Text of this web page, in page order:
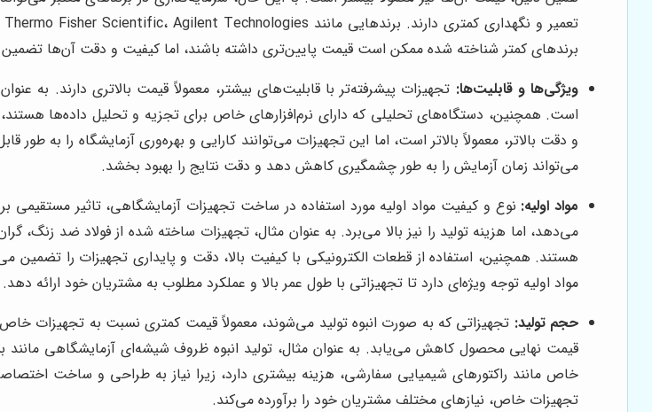
برندهای کمتر شناخته شده ممکن است قیمت پایین‌تری داشته باشند، اما کیفیت و دقت آن‌ها
ویژگی‌ها و قابلیت‌ها: تجهیزات پیشرفته‌تر با قابلیت‌های بیشتر، معمولاً قیمت بالاتری دارند. به
است. همچنین، دستگاه‌های تحلیلی که دارای نرم‌افزارهای خاص برای تجزیه و تحلیل داده‌ها
می‌تواند زمان آزمایش را به طور چشمگیری کاهش دهد و دقت نتایج را بهبود بخشد.
مواد اولیه: نوع و کیفیت مواد اولیه مورد استفاده در ساخت تجهیزات آزمایشگاهی، تاثیر مستقیمی
می‌دهد، اما هزینه تولید را نیز بالا می‌برد. به عنوان مثال، تجهیزات ساخته شده از فولاد ضد زنگ،
هستند. همچنین، استفاده از قطعات الکترونیکی با کیفیت بالا، دقت و پایداری تجهیزات را تضمین
مواد اولیه توجه ویژه‌ای دارد تا تجهیزاتی با طول عمر بالا و عملکرد مطلوب به مشتریان خود ارائه دهد.
حجم تولید: تجهیزاتی که به صورت انبوه تولید می‌شوند، معمولاً قیمت کمتری نسبت به تجهیزات
قیمت نهایی محصول کاهش می‌یابد. به عنوان مثال، تولید انبوه ظروف شیشه‌ای آزمایشگاهی
خاص مانند راکتورهای شیمیایی سفارشی، هزینه بیشتری دارد، زیرا نیاز به طراحی و ساخت
تجهیزات خاص، نیازهای مختلف مشتریان خود را برآورده می‌کند.